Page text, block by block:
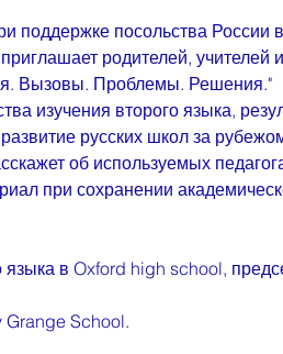
поддержке посольства России в
родителей, учителей
Вызовы. Проблемы. Решения."
изучения второго языка,
русских школ за
об используемых
при сохранении
в Oxford high school,
Grange School.